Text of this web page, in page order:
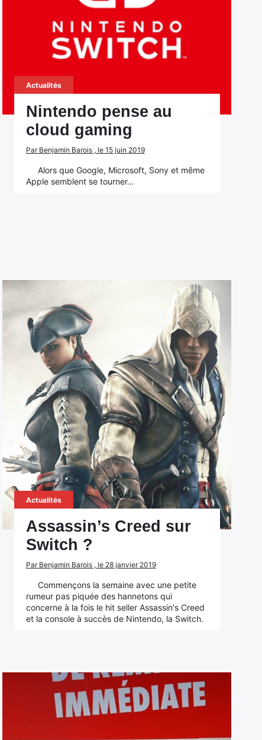
Actualités
Nintendo pense au
cloud gaming
Par Benjamin Barois , le 15 juin 2019
Alors que Google, Microsoft, Sony et même
Apple semblent se tourner…
Actualités
Assassin’s Creed sur
Switch ?
Par Benjamin Barois , le 28 janvier 2019
Commençons la semaine avec une petite
rumeur pas piquée des hannetons qui
concerne à la fois le hit seller Assassin's Creed
et la console à succès de Nintendo, la Switch.